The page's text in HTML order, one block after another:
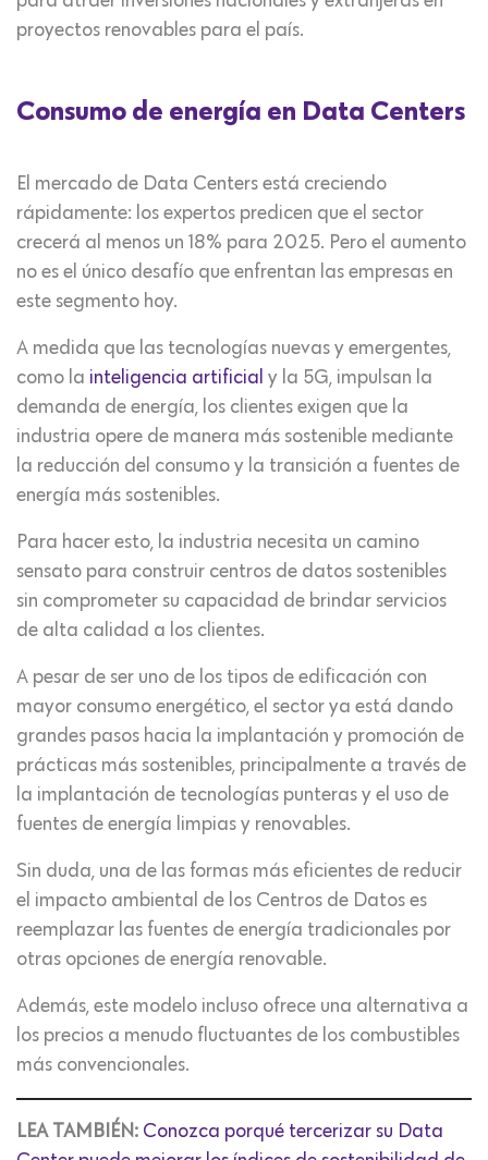
proyectos renovables para el país.
Consumo de energía en Data Centers
El mercado de Data Centers está creciendo
rápidamente: los expertos predicen que el sector
crecerá al menos un 18% para 2025. Pero el aumento
no es el único desafío que enfrentan las empresas en
este segmento hoy.
A medida que las tecnologías nuevas y emergentes,
como la inteligencia artificial y la 5G, impulsan la
demanda de energía, los clientes exigen que la
industria opere de manera más sostenible mediante
la reducción del consumo y la transición a fuentes de
energía más sostenibles.
Para hacer esto, la industria necesita un camino
sensato para construir centros de datos sostenibles
sin comprometer su capacidad de brindar servicios
de alta calidad a los clientes.
A pesar de ser uno de los tipos de edificación con
mayor consumo energético, el sector ya está dando
grandes pasos hacia la implantación y promoción de
prácticas más sostenibles, principalmente a través de
la implantación de tecnologías punteras y el uso de
fuentes de energía limpias y renovables.
Sin duda, una de las formas más eficientes de reducir
el impacto ambiental de los Centros de Datos es
reemplazar las fuentes de energía tradicionales por
otras opciones de energía renovable.
Además, este modelo incluso ofrece una alternativa a
los precios a menudo fluctuantes de los combustibles
más convencionales.
LEA TAMBIÉN: Conozca porqué tercerizar su Data